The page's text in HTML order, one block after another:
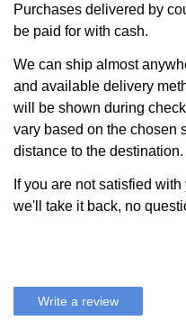
Purchases delivered by
be paid for with cash.
We can ship almost
and available delivery
will be shown during
vary based on the chosen
distance to the destination.
If you are not satisfied
we'll take it back, no
Write a review